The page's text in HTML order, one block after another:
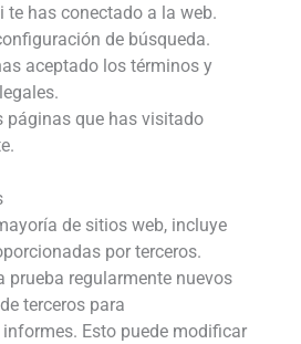
te has conectado a la web.
de búsqueda.
aceptado los términos y
páginas que has visitado
de sitios web, incluye
por terceros.
prueba regularmente nuevos
terceros para
Esto puede modificar